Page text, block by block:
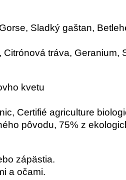
Sladký gaštan,
tráva, Geranium,
kvetu
Certifié agriculture
pôvodu, 75% z
zápästia.
a očami.